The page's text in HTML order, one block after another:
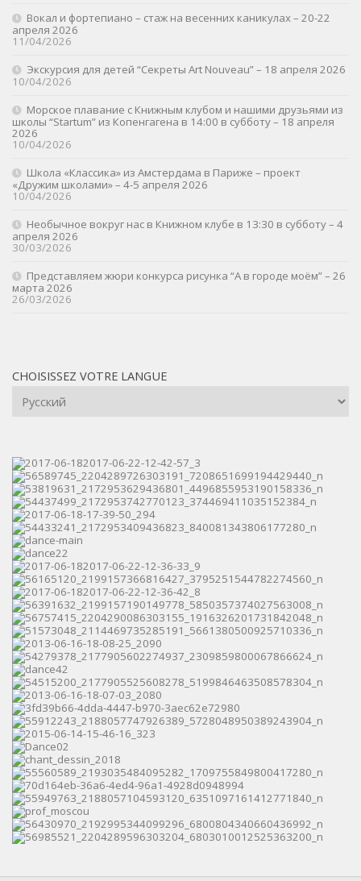
Вокал и фортепиано – стаж на весенних каникулах – 20-22
апреля 2026
11/04/2026
Экскурсия для детей “Секреты Art Nouveau” – 18 апреля 2026
10/04/2026
Морское плавание с Книжным клубом и нашими друзьями из
школы “Startum” из Копенгагена в 14:00 в субботу – 18 апреля
2026
10/04/2026
Школа «Классика» из Амстердама в Париже – проект
«Дружим школами» – 4-5 апреля 2026
10/04/2026
Необычное вокруг нас в Книжном клубе в 13:30 в субботу – 4
апреля 2026
30/03/2026
Представляем жюри конкурса рисунка “А в городе моём” – 26
марта 2026
26/03/2026
CHOISISSEZ VOTRE LANGUE